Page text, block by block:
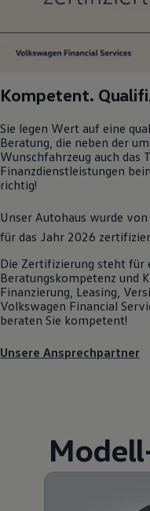
Kompetent.
Sie legen Wert auf eine
Beratung, die neben der
Wunschfahrzeug auch das
Finanzdienstleistungen
richtig!
Unser Autohaus wurde von
für das Jahr 2026
Die Zertifizierung steht für
Beratungskompetenz und
Finanzierung, Leasing,
Volkswagen Financial
beraten Sie kompetent!
Unsere Ansprechpartner
Modell